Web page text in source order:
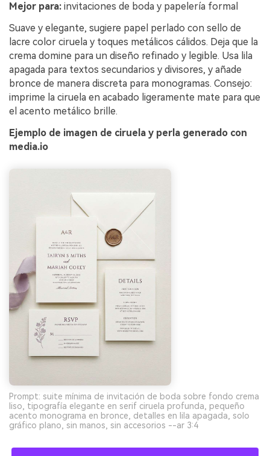
Mejor para: invitaciones de boda y papelería formal
Suave y elegante, sugiere papel perlado con sello de
lacre color ciruela y toques metálicos cálidos. Deja que la
crema domine para un diseño refinado y legible. Usa lila
apagada para textos secundarios y divisores, y añade
bronce de manera discreta para monogramas. Consejo:
imprime la ciruela en acabado ligeramente mate para que
el acento metálico brille.
Ejemplo de imagen de ciruela y perla generado con
media.io
Prompt: suite mínima de invitación de boda sobre fondo crema
liso, tipografía elegante en serif ciruela profunda, pequeño
acento monograma en bronce, detalles en lila apagada, solo
gráfico plano, sin manos, sin accesorios --ar 3:4